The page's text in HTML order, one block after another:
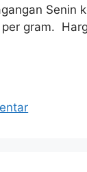
Senin
per gram.